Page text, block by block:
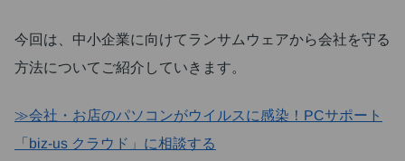
今回は、中小企業に向けてランサムウェアから会社を守る
方法についてご紹介していきます。
≫会社・お店のパソコンがウイルスに感染！PCサポート
「biz-us クラウド」に相談する